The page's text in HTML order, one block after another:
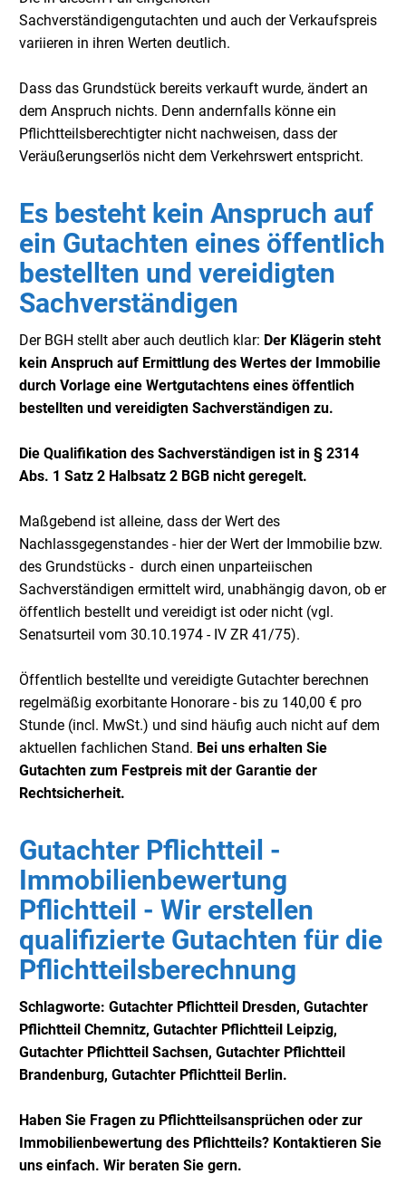
Sachverständigengutachten und auch der Verkaufspreis
variieren in ihren Werten deutlich.
Dass das Grundstück bereits verkauft wurde, ändert an
dem Anspruch nichts. Denn andernfalls könne ein
Pflichtteilsberechtigter nicht nachweisen, dass der
Veräußerungserlös nicht dem Verkehrswert entspricht.
Es besteht kein Anspruch auf
ein Gutachten eines öffentlich
bestellten und vereidigten
Sachverständigen
Der BGH stellt aber auch deutlich klar: Der Klägerin steht
kein Anspruch auf Ermittlung des Wertes der Immobilie
durch Vorlage eine Wertgutachtens eines öffentlich
bestellten und vereidigten Sachverständigen zu.
Die Qualifikation des Sachverständigen ist in § 2314
Abs. 1 Satz 2 Halbsatz 2 BGB nicht geregelt.
Maßgebend ist alleine, dass der Wert des
Nachlassgegenstandes - hier der Wert der Immobilie bzw.
des Grundstücks - durch einen unparteiischen
Sachverständigen ermittelt wird, unabhängig davon, ob er
öffentlich bestellt und vereidigt ist oder nicht (vgl.
Senatsurteil vom 30.10.1974 - IV ZR 41/75).
Öffentlich bestellte und vereidigte Gutachter berechnen
regelmäßig exorbitante Honorare - bis zu 140,00 € pro
Stunde (incl. MwSt.) und sind häufig auch nicht auf dem
aktuellen fachlichen Stand. Bei uns erhalten Sie
Gutachten zum Festpreis mit der Garantie der
Rechtsicherheit.
Gutachter Pflichtteil -
Immobilienbewertung
Pflichtteil - Wir erstellen
qualifizierte Gutachten für die
Pflichtteilsberechnung
Schlagworte: Gutachter Pflichtteil Dresden, Gutachter
Pflichtteil Chemnitz, Gutachter Pflichtteil Leipzig,
Gutachter Pflichtteil Sachsen, Gutachter Pflichtteil
Brandenburg, Gutachter Pflichtteil Berlin.
Haben Sie Fragen zu Pflichtteilsansprüchen oder zur
Immobilienbewertung des Pflichtteils? Kontaktieren Sie
uns einfach. Wir beraten Sie gern.